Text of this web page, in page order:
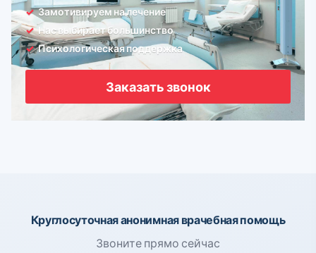
Замотивируем на лечение
Нас выбирает большинство
Психологическая поддержка
Заказать звонок
Круглосуточная анонимная врачебная помощь
Звоните прямо сейчас